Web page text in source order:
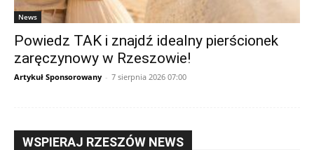
News
Powiedz TAK i znajdź idealny pierścionek
zaręczynowy w Rzeszowie!
Artykuł Sponsorowany - 7 sierpnia 2026 07:00
WSPIERAJ RZESZÓW NEWS